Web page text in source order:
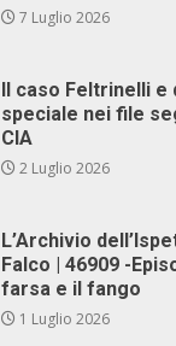
7 Luglio 2026
Il caso Feltrinelli e
speciale nei file
CIA
2 Luglio 2026
L’Archivio
Falco | 46909 -
farsa e il fango
1 Luglio 2026